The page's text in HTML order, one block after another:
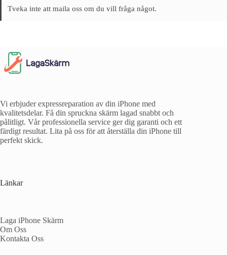
Tveka inte att maila oss om du vill fråga något.
Vi erbjuder expressreparation av din iPhone med
kvalitetsdelar. Få din spruckna skärm lagad snabbt och
pålitligt. Vår professionella service ger dig garanti och ett
färdigt resultat. Lita på oss för att återställa din iPhone till
perfekt skick.
Länkar
Laga iPhone Skärm
Om Oss
Kontakta Oss